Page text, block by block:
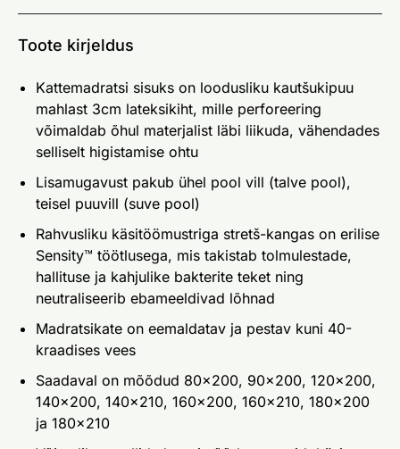
Toote kirjeldus
Kattemadratsi sisuks on loodusliku kautšukipuu
mahlast 3cm lateksikiht, mille perforeering
võimaldab õhul materjalist läbi liikuda, vähendades
selliselt higistamise ohtu
Lisamugavust pakub ühel pool vill (talve pool),
teisel puuvill (suve pool)
Rahvusliku käsitöömustriga stretš-kangas on erilise
Sensity™ töötlusega, mis takistab tolmulestade,
hallituse ja kahjulike bakterite teket ning
neutraliseerib ebameeldivad lõhnad
Madratsikate on eemaldatav ja pestav kuni 40-
kraadises vees
Saadaval on mõõdud 80x200, 90x200, 120x200,
140x200, 140x210, 160x200, 160x210, 180x200
ja 180x210